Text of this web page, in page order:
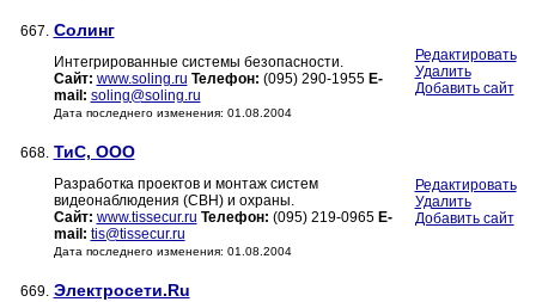
667. Солинг
Интегрированные системы безопасности.
Сайт: www.soling.ru Телефон: (095) 290-1955 E-
mail: soling@soling.ru
Дата последнего изменения: 01.08.2004
Редактировать
Удалить
Добавить сайт
668. ТиС, ООО
Разработка проектов и монтаж систем
видеонаблюдения (СВН) и охраны.
Сайт: www.tissecur.ru Телефон: (095) 219-0965 E-
mail: tis@tissecur.ru
Дата последнего изменения: 01.08.2004
Редактировать
Удалить
Добавить сайт
669. Электросети.Ru